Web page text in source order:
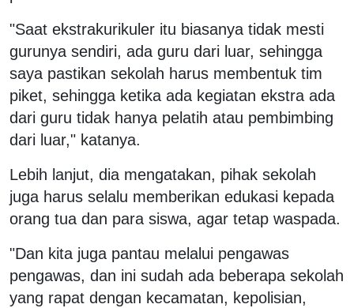
"Saat ekstrakurikuler itu biasanya tidak mesti
gurunya sendiri, ada guru dari luar, sehingga
saya pastikan sekolah harus membentuk tim
piket, sehingga ketika ada kegiatan ekstra ada
dari guru tidak hanya pelatih atau pembimbing
dari luar," katanya.
Lebih lanjut, dia mengatakan, pihak sekolah
juga harus selalu memberikan edukasi kepada
orang tua dan para siswa, agar tetap waspada.
"Dan kita juga pantau melalui pengawas
pengawas, dan ini sudah ada beberapa sekolah
yang rapat dengan kecamatan, kepolisian,